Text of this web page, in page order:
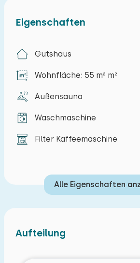
Breite. An der innere Mann wird
Supermarktes, einer Eisdiele,
Lebensmittelläden, verschiedener
Strandpavillons und Restaurants
Das modern eingerichtete
Platz und verfügt über einen
Sie durch die Terrassentüren
Fünf-Flammen-Herd, einen
Badezimmer mit Sonnendusche
Eigenschaften
Gutshaus
Wohnfläche: 55 m² m²
Außensauna
Waschmaschine
Filter Kaffeemaschine
Alle Eigenschaften
Aufteilung